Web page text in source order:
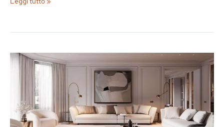
Letto
46
Particolari